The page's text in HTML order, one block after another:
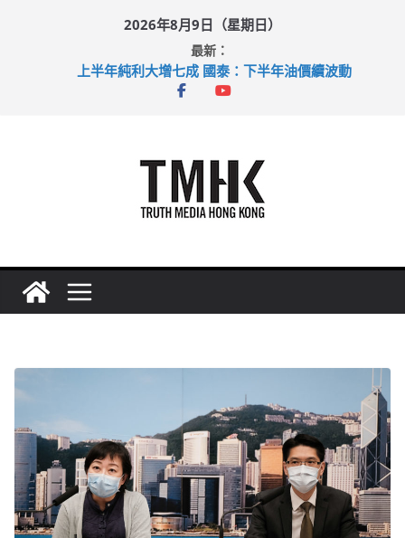
2026年8月9日（星期日）
最新：
上半年純利大增七成 國泰：下半年油價續波動
拜仁熱身賽挫維拉 啟德主場館奪錦標